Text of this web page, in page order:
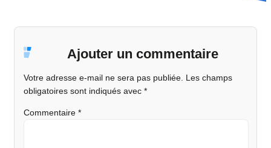
Ajouter un commentaire
Votre adresse e-mail ne sera pas publiée. Les champs
obligatoires sont indiqués avec *
Commentaire *